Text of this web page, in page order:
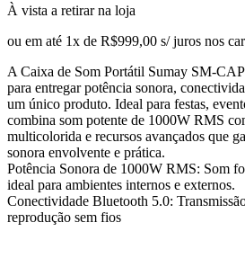
À vista a retirar na loja
ou em até 1x de R$999,00 s/ juros nos
A Caixa de Som Portátil Sumay SM-
para entregar potência sonora,
um único produto. Ideal para festas,
combina som potente de 1000W RMS
multicolorida e recursos avançados que
sonora envolvente e prática.
Potência Sonora de 1000W RMS: Som
ideal para ambientes internos e externos.
Conectividade Bluetooth 5.0:
reprodução sem fios